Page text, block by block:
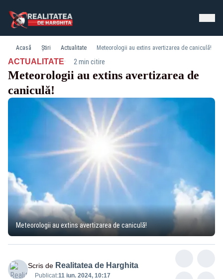
Acasă Știri Actualitate Meteorologii au extins avertizarea de caniculă!
ACTUALITATE· 2 min citire
Meteorologii au extins avertizarea de
caniculă!
Meteorologii au extins avertizarea de caniculă!
Scris de Realitatea de Harghita
Publicat:11 iun. 2024, 10:17